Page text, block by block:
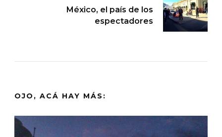
México, el país de los
espectadores
OJO, ACÁ HAY MÁS: